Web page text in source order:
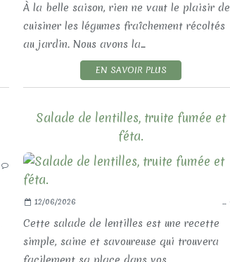
À la belle saison, rien ne vaut le plaisir de
cuisiner les légumes fraîchement récoltés
au jardin. Nous avons la...
EN SAVOIR PLUS
LES VIANDES ET VOLAILLES
Salade de lentilles, truite fumée et
féta.
12/06/2026 …
Cette salade de lentilles est une recette
simple, saine et savoureuse qui trouvera